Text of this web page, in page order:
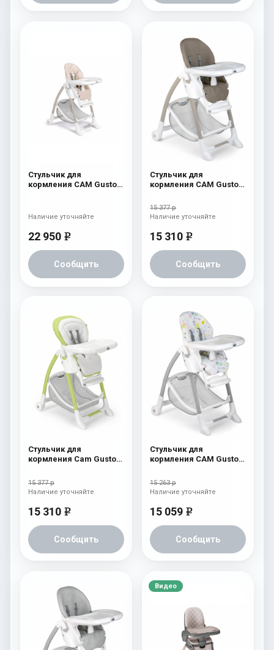
Стульчик для
кормления CAM Gusto
22 950 e
Сообщить
Наличие уточняйте
Стульчик для
кормления CAM Gusto
15 377 р
15 310 e
Сообщить
Наличие уточняйте
Стульчик для
кормления Cam Gusto
15 377 р
15 310 e
Сообщить
Наличие уточняйте
Стульчик для
кормления CAM Gusto
15 263 р
15 059 e
Сообщить
Наличие уточняйте
Видео